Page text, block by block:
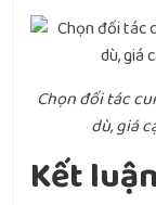
Chọn đối tác
dù, giá
Kết luận